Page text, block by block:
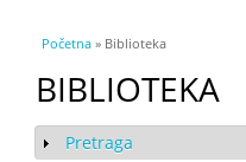
You are here
Početna » Biblioteka
BIBLIOTEKA
Show
Pretraga